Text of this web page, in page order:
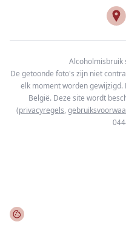
Alcoholmisbruik
De getoonde foto's zijn niet
elk moment worden
België. Deze site wordt
(privacyregels,